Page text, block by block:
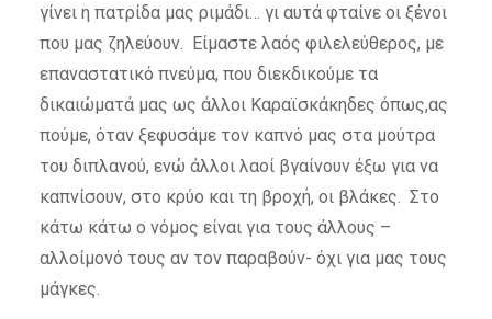
γίνει η πατρίδα μας ριμάδι… γι αυτά φταίνε οι ξένοι
που μας ζηλεύουν. Είμαστε λαός φιλελεύθερος, με
επαναστατικό πνεύμα, που διεκδικούμε τα
δικαιώματά μας ως άλλοι Καραϊσκάκηδες όπως,ας
πούμε, όταν ξεφυσάμε τον καπνό μας στα μούτρα
του διπλανού, ενώ άλλοι λαοί βγαίνουν έξω για να
καπνίσουν, στο κρύο και τη βροχή, οι βλάκες. Στο
κάτω κάτω ο νόμος είναι για τους άλλους –
αλλοίμονό τους αν τον παραβούν- όχι για μας τους
μάγκες.